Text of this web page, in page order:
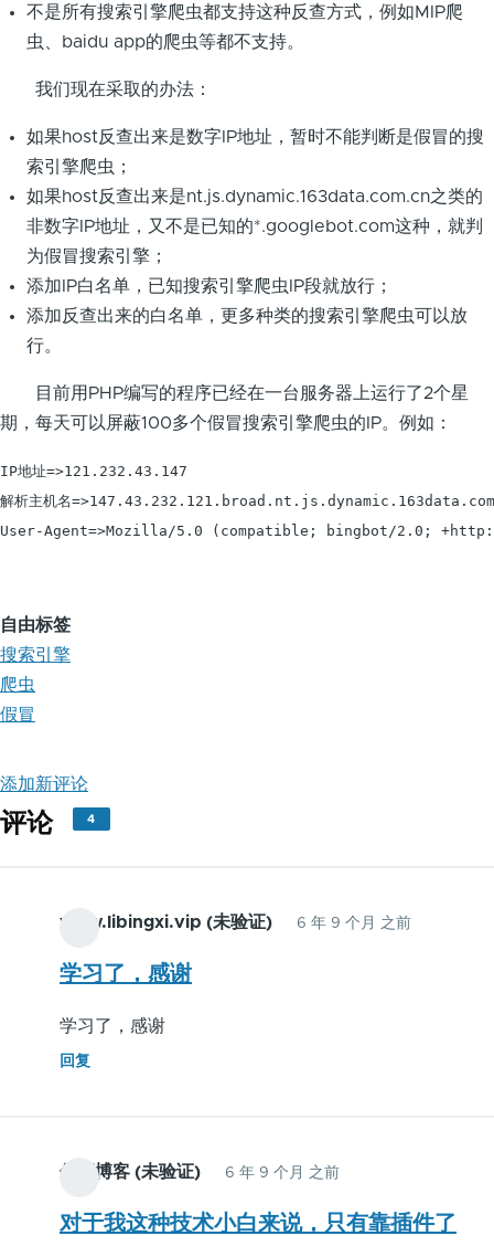
不是所有搜索引擎爬虫都支持这种反查方式，例如MIP爬
虫、baidu app的爬虫等都不支持。
我们现在采取的办法：
如果host反查出来是数字IP地址，暂时不能判断是假冒的搜
索引擎爬虫；
如果host反查出来是nt.js.dynamic.163data.com.cn之类的
非数字IP地址，又不是已知的*.googlebot.com这种，就判
为假冒搜索引擎；
添加IP白名单，已知搜索引擎爬虫IP段就放行；
添加反查出来的白名单，更多种类的搜索引擎爬虫可以放
行。
目前用PHP编写的程序已经在一台服务器上运行了2个星
期，每天可以屏蔽100多个假冒搜索引擎爬虫的IP。例如：
IP地址=>121.232.43.147
解析主机名
自由标签
搜索引擎
爬虫
假冒
添加新评论
评论 4
www.libingxi.vip (未验证) 6 年 9 个月 之前
学习了，感谢
学习了，感谢
回复
伯正博客 (未验证) 6 年 9 个月 之前
对于我这种技术小白来说，只有靠插件了